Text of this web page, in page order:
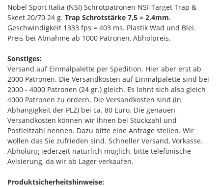
Nobel Sport Italia (NSI) Schrotpatronen NSI-Target Trap &
Skeet 20/70 24 g. Trap Schrotstärke 7,5 = 2,4mm.
Geschwindigkeit 1333 fps = 403 ms. Plastik Wad und Blei.
Preis bei Abnahme ab 1000 Patronen, Abholpreis.
Sonstiges:
Versand auf Einmalpalette per Spedition. Hier aber erst ab
2000 Patronen. Die Versandkosten auf Einmalpalette sind bei
2000 - 4000 Patronen (24 gr.) gleich. Es lohnt sich also gleich
4000 Patronen zu ordern. Die Versandkosten sind (in
Abhängigkeit der PLZ) bei ca. 80 Euro. Die genauen
Versandkosten können wir Ihnen bei Stückzahl und
Postleitzahl nennen. Dazu bitte eine Anfrage stellen. Wir
wollen das Sie zufrieden sind. Schneller Versand, Vorkasse.
Abholung jederzeit natürlich möglich, bitte telefonische
Avisierung, da wir ab Lager verkaufen.
Produktsicherheitshinweise: